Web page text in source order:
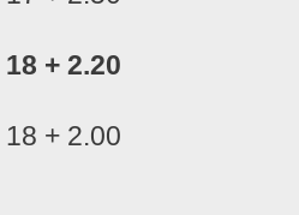
18 + 2.20
18 + 2.00